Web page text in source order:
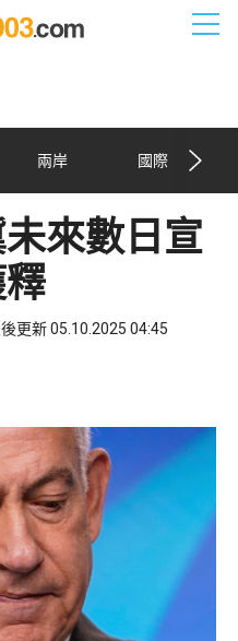
兩岸 國際
來數日宣
更新 05.10.2025 04:45